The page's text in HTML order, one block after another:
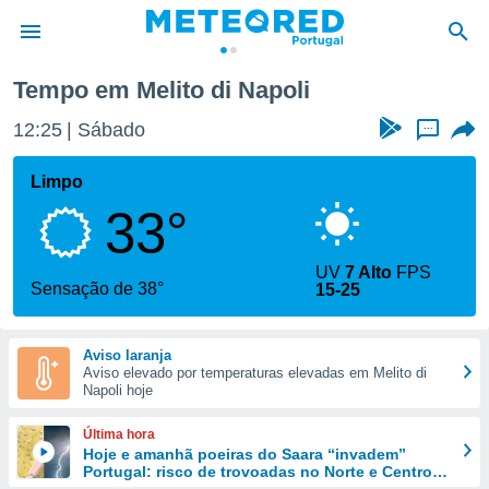
da
foi
fornecidas
a este
das
e
forma
digital
Tempo em Melito di Napoli
12:25 Sábado ...
Limpo
33°
Sensação de 38°
UV7 Alto FPS
15-25
Aviso laranja
Aviso elevado por temperaturas elevadas em Melito di
Napoli hoje
Última hora
Hoje e amanhã poeiras do Saara “invadem”
Portugal: risco de trovoadas no Norte e Centro